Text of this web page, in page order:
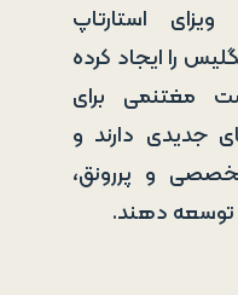
استارتاپ
را ایجاد کرده
مغتنمی برای
جدیدی دارند و
و پررونق،
توسعه دهند.